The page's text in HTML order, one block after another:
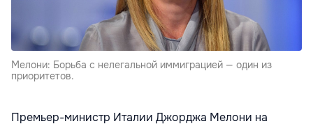
Мелони: Борьба с нелегальной иммиграцией — один из
приоритетов.
Премьер-министр Италии Джорджа Мелони на